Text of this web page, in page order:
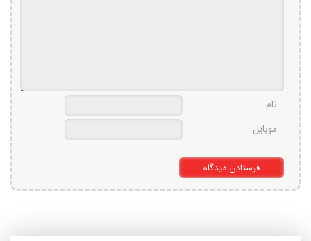
نام
موبایل